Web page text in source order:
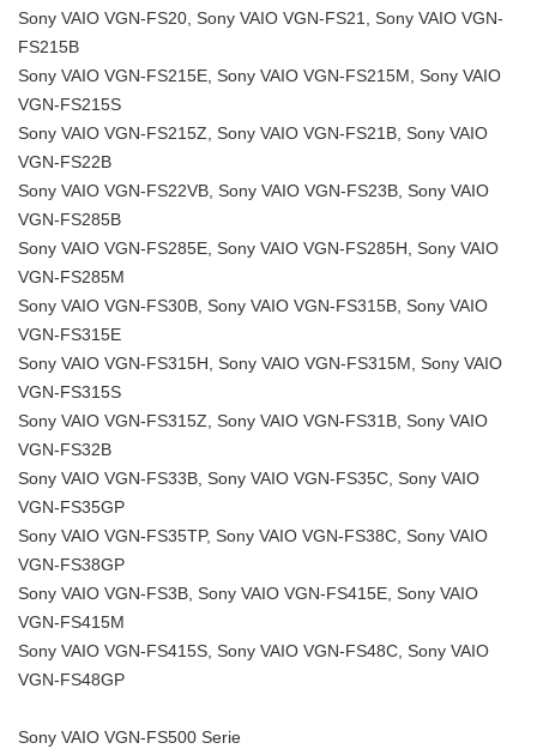
Sony VAIO VGN-FS20, Sony VAIO VGN-FS21, Sony VAIO VGN-
FS215B
Sony VAIO VGN-FS215E, Sony VAIO VGN-FS215M, Sony VAIO
VGN-FS215S
Sony VAIO VGN-FS215Z, Sony VAIO VGN-FS21B, Sony VAIO
VGN-FS22B
Sony VAIO VGN-FS22VB, Sony VAIO VGN-FS23B, Sony VAIO
VGN-FS285B
Sony VAIO VGN-FS285E, Sony VAIO VGN-FS285H, Sony VAIO
VGN-FS285M
Sony VAIO VGN-FS30B, Sony VAIO VGN-FS315B, Sony VAIO
VGN-FS315E
Sony VAIO VGN-FS315H, Sony VAIO VGN-FS315M, Sony VAIO
VGN-FS315S
Sony VAIO VGN-FS315Z, Sony VAIO VGN-FS31B, Sony VAIO
VGN-FS32B
Sony VAIO VGN-FS33B, Sony VAIO VGN-FS35C, Sony VAIO
VGN-FS35GP
Sony VAIO VGN-FS35TP, Sony VAIO VGN-FS38C, Sony VAIO
VGN-FS38GP
Sony VAIO VGN-FS3B, Sony VAIO VGN-FS415E, Sony VAIO
VGN-FS415M
Sony VAIO VGN-FS415S, Sony VAIO VGN-FS48C, Sony VAIO
VGN-FS48GP
Sony VAIO VGN-FS500 Serie